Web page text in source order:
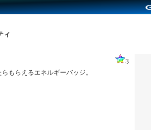
ィ
3
もらえるエネルギーバッジ。